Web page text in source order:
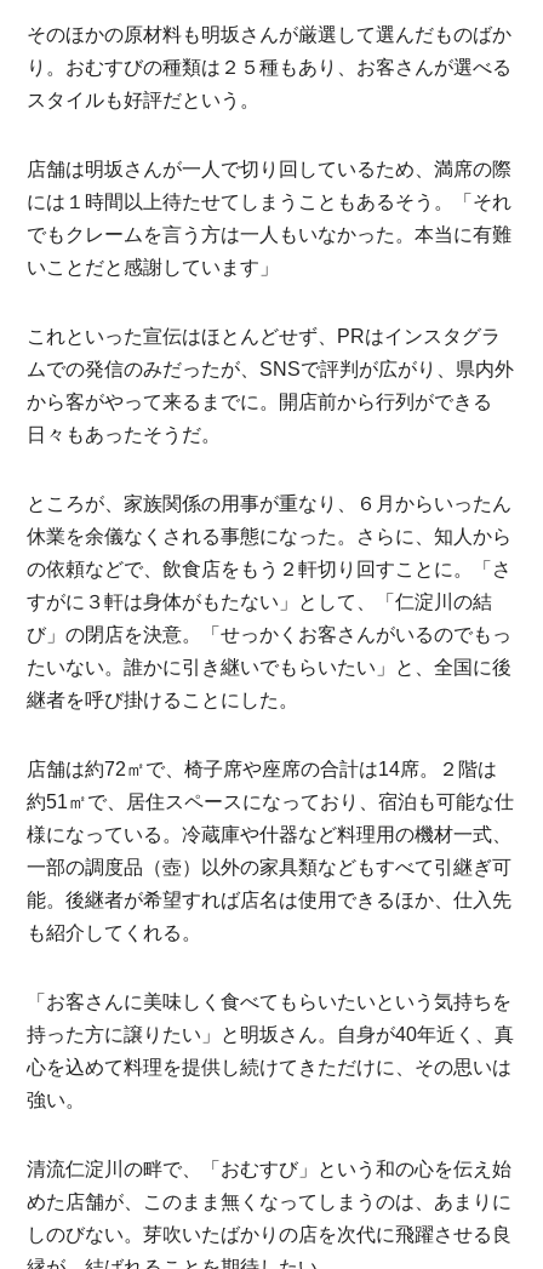
そのほかの原材料も明坂さんが厳選して選んだものばか
り。おむすびの種類は２５種もあり、お客さんが選べる
スタイルも好評だという。
店舗は明坂さんが一人で切り回しているため、満席の際
には１時間以上待たせてしまうこともあるそう。「それ
でもクレームを言う方は一人もいなかった。本当に有難
いことだと感謝しています」
これといった宣伝はほとんどせず、PRはインスタグラ
ムでの発信のみだったが、SNSで評判が広がり、県内外
から客がやって来るまでに。開店前から行列ができる
日々もあったそうだ。
ところが、家族関係の用事が重なり、６月からいったん
休業を余儀なくされる事態になった。さらに、知人から
の依頼などで、飲食店をもう２軒切り回すことに。「さ
すがに３軒は身体がもたない」として、「仁淀川の結
び」の閉店を決意。「せっかくお客さんがいるのでもっ
たいない。誰かに引き継いでもらいたい」と、全国に後
継者を呼び掛けることにした。
店舗は約72㎡で、椅子席や座席の合計は14席。２階は
約51㎡で、居住スペースになっており、宿泊も可能な仕
様になっている。冷蔵庫や什器など料理用の機材一式、
一部の調度品（壺）以外の家具類などもすべて引継ぎ可
能。後継者が希望すれば店名は使用できるほか、仕入先
も紹介してくれる。
「お客さんに美味しく食べてもらいたいという気持ちを
持った方に譲りたい」と明坂さん。自身が40年近く、真
心を込めて料理を提供し続けてきただけに、その思いは
強い。
清流仁淀川の畔で、「おむすび」という和の心を伝え始
めた店舗が、このまま無くなってしまうのは、あまりに
しのびない。芽吹いたばかりの店を次代に飛躍させる良